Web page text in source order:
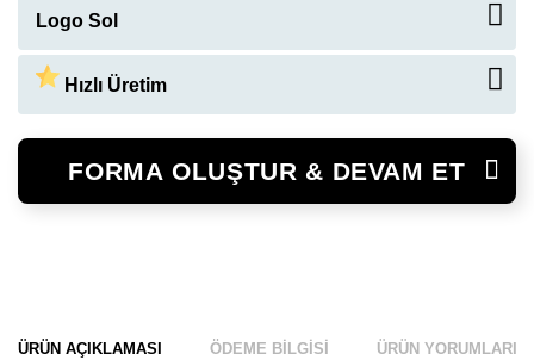
Arial
Arial 00623
Logo Sol
Hızlı Üretim
gününde ürünleriniz hazır
FORMA OLUŞTUR & DEVAM ET
ÜRÜN AÇIKLAMASI ÖDEME BILGISI ÜRÜN YORUMLARI